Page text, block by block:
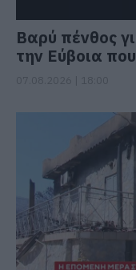
Βαρύ πένθος
την Εύβοια